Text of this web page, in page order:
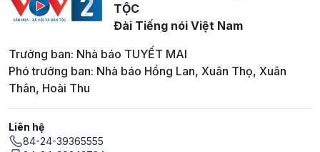
TỘC
Đài Tiếng nói Việt Nam
Trưởng ban: Nhà báo TUYẾT MAI
Phó trưởng ban: Nhà báo Hồng Lan, Xuân Thọ, Xuân
Thân, Hoài Thu
Liên hệ
84-24-39365555